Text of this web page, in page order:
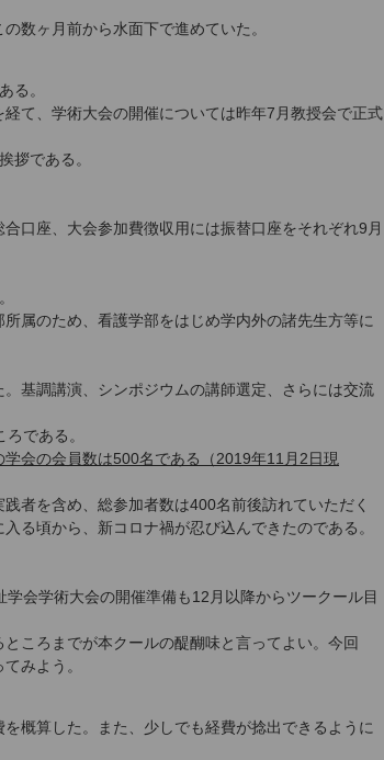
数ヶ月前から水面下で進めていた。
る。
て、学術大会の開催については昨年7月教授会で正式
拶である。
口座、大会参加費徴収用には振替口座をそれぞれ9月
属のため、看護学部をはじめ学内外の諸先生方等に
基調講演、シンポジウムの講師選定、さらには交流
である。
会の会員数は500名である（2019年11月2日現
者を含め、総参加者数は400名前後訪れていただく
る頃から、新コロナ禍が忍び込んできたのである。
会学術大会の開催準備も12月以降からツークール目
ころまでが本クールの醍醐味と言ってよい。今回
みよう。
概算した。また、少しでも経費が捻出できるように